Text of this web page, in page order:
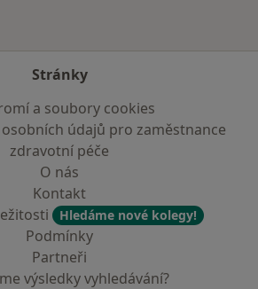
Stránky
a soubory cookies
údajů pro zaměstnance
zdravotní péče
O nás
Kontakt
Hledáme nové kolegy!
Podmínky
Partneři
výsledky vyhledávání?